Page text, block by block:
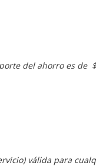
del ahorro es de
válida para